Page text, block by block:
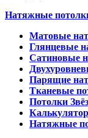
Натяжные
Матовые
Глянцевые
Сатиновые
Парящие
Тканевые
Потолки
Натяжные